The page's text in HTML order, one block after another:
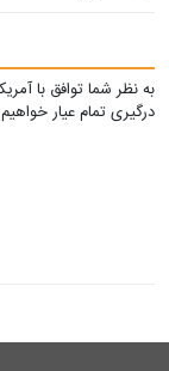
به نظر شما توافق با
درگیری تمام عیار